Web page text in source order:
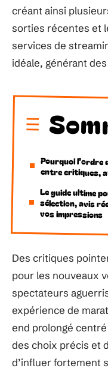
créant ainsi
sorties récentes et
services de
idéale, générant
Pourquoi l’ordre
entre critiques,
Le guide ultime
sélection, avis
vos impressions
Des critiques
pour les nouveaux
spectateurs
expérience de
end prolongé
des choix précis et
d’influer fortement